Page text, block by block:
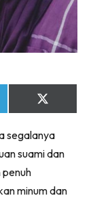
Share
on
(Twitter)
segalanya
suami dan
minum dan